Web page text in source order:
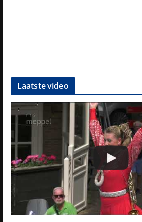
Laatste video